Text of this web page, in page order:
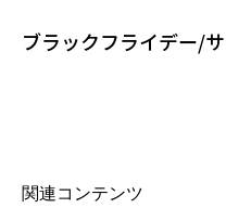
ブラックフライデー/
関連コンテンツ